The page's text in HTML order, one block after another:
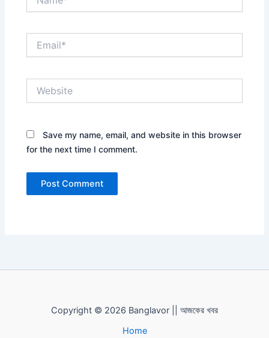
Save my name, email, and website in this browser
for the next time I comment.
Copyright © 2026 Banglavor || আজকের খবর
Home